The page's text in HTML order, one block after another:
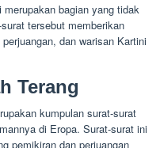
bagian yang tidak
tersebut memberikan
dan warisan Kartini
Terang
kumpulan surat-surat
di Eropa. Surat-surat ini
pemikiran dan perjuangan